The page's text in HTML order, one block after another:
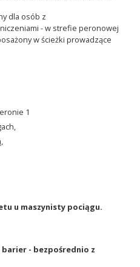
dla osób z
- w strefie peronowej
w ścieżki prowadzące
1
u maszynisty pociągu.
- bezpośrednio z